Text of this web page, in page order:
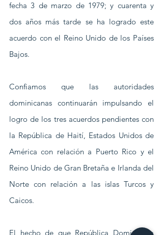
fecha 3 de marzo de 1979; y cuarenta y
dos años más tarde se ha logrado este
acuerdo con el Reino Unido de los Países
Bajos.
Confiamos que las autoridades
dominicanas continuarán impulsando el
logro de los tres acuerdos pendientes con
la República de Haití, Estados Unidos de
América con relación a Puerto Rico y el
Reino Unido de Gran Bretaña e Irlanda del
Norte con relación a las islas Turcos y
Caicos.
El hecho de que República Dominicana